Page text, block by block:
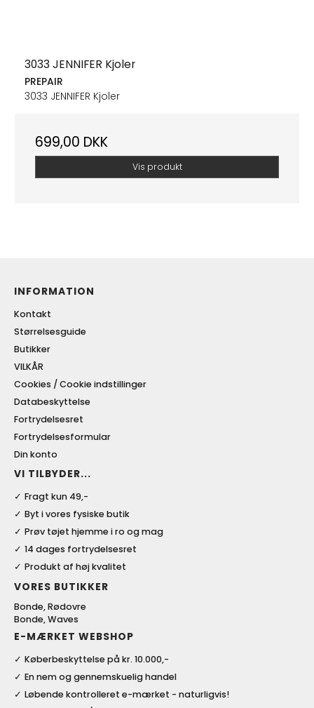
3033 JENNIFER Kjoler
PREPAIR
3033 JENNIFER Kjoler
699,00 DKK
Vis produkt
INFORMATION
Kontakt
Størrelsesguide
Butikker
VILKÅR
Cookies / Cookie indstillinger
Databeskyttelse
Fortrydelsesret
Fortrydelsesformular
Din konto
VI TILBYDER...
Fragt kun 49,-
Byt i vores fysiske butik
Prøv tøjet hjemme i ro og mag
14 dages fortrydelsesret
Produkt af høj kvalitet
VORES BUTIKKER
Bonde, Rødovre
Bonde, Waves
E-MÆRKET WEBSHOP
Køberbeskyttelse på kr. 10.000,-
En nem og gennemskuelig handel
Løbende kontrolleret e-mærket - naturligvis!